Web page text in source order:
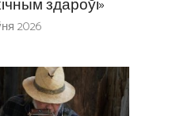
здароўі»
2026